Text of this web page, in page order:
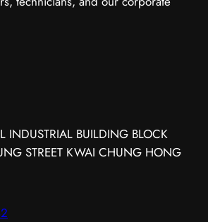
INDUSTRIAL BUILDING BLOCK
STREET KWAI CHUNG HONG